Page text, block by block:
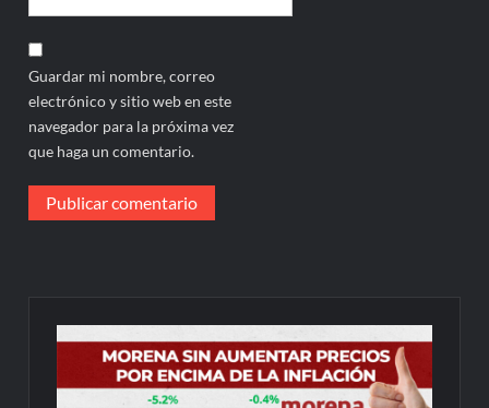
Guardar mi nombre, correo
electrónico y sitio web en este
navegador para la próxima vez
que haga un comentario.